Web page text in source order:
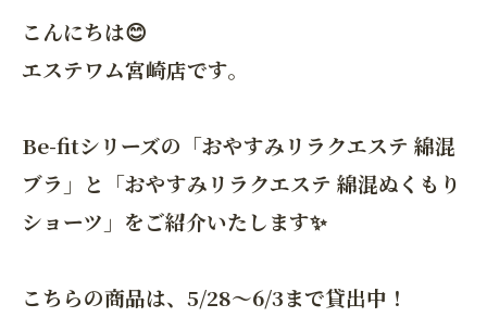
こんにちは😊
エステワム宮崎店です。
Be-fitシリーズの「おやすみリラクエステ 綿混
ブラ」と「おやすみリラクエステ 綿混ぬくもり
ショーツ」をご紹介いたします✨
こちらの商品は、5/28〜6/3まで貸出中！